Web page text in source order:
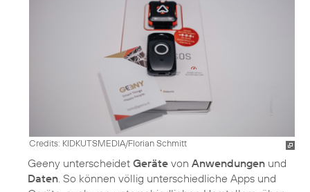
Credits: KIDKUTSMEDIA/Florian Schmitt
Geeny unterscheidet Geräte von Anwendungen und
Daten. So können völlig unterschiedliche Apps und